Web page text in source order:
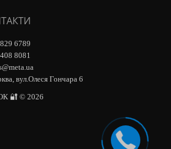
6789
8081
вул.Олеся Гончара 6
🔐 © 2026